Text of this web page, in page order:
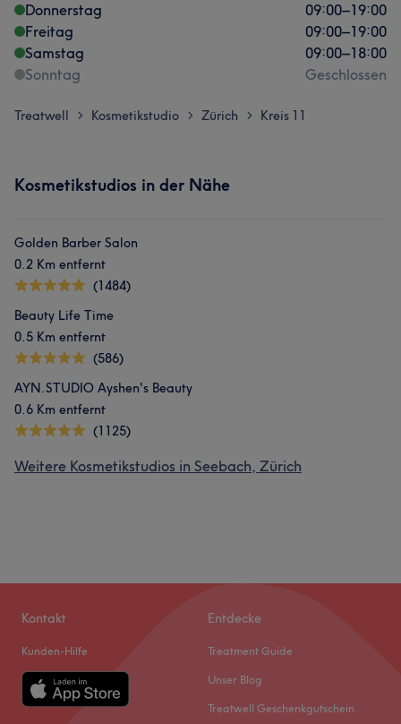
Donnerstag
09:00–19:00
Freitag
09:00–19:00
Samstag
09:00–18:00
Sonntag
Geschlossen
Treatwell > Kosmetikstudio > Zürich > Kreis 11
Kosmetikstudios in der Nähe
Golden Barber Salon
0.2 Km entfernt
(1484)
Beauty Life Time
0.5 Km entfernt
(586)
AYN.STUDIO Ayshen's Beauty
0.6 Km entfernt
(1125)
Weitere Kosmetikstudios in Seebach, Zürich
Kontakt
Kunden-Hilfe
Entdecke
Treatment Guide
Unser Blog
Treatwell Geschenkgutschein